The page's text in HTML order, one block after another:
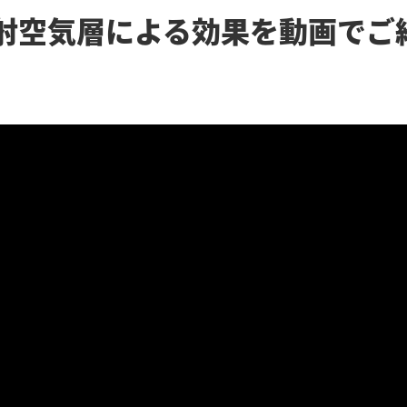
空気層による効果を動画でご